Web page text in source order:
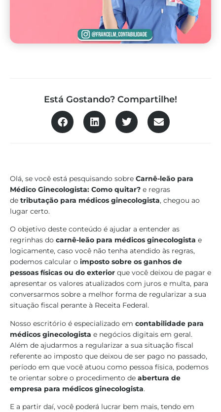
Está Gostando? Compartilhe!
Olá, se você está pesquisando sobre Carnê-leão para
Médico Ginecologista: Como quitar? e regras
de tributação para médicos ginecologista, chegou ao
lugar certo.
O objetivo deste conteúdo é ajudar a entender as
regrinhas do carnê-leão para médicos ginecologista e
logicamente, caso você não tenha atendido às regras,
podemos calcular o imposto sobre os ganhos de
pessoas físicas ou do exterior que você deixou de pagar e
apresentar os valores atualizados com juros e multa, para
conversarmos sobre a melhor forma de regularizar a sua
situação fiscal perante à Receita Federal.
Nosso escritório é especializado em contabilidade para
médicos ginecologista e negócios digitais em geral.
Além de ajudarmos a regularizar a sua situação fiscal
referente ao imposto que deixou de ser pago no passado,
período em que você atuou como pessoa física, podemos
te orientar sobre o procedimento de abertura de
empresa para médicos ginecologista.
E a partir daí, você poderá lucrar bem mais, tendo em